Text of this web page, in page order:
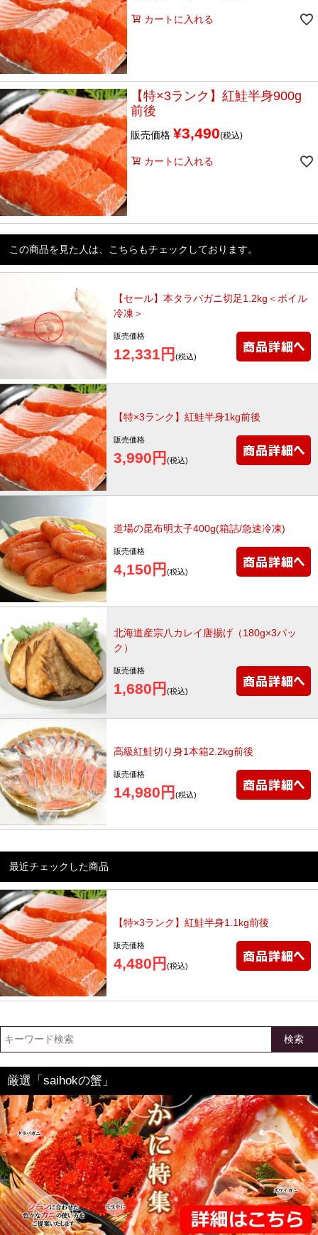
カートに入れる
【特×3ランク】紅鮭半身900g
前後
販売価格 ¥3,490 税込
カートに入れる
この商品を見た人は、こちらもチェックしております。
【セール】本タラバガニ切足1.2kg＜ボイル
冷凍＞
販売価格
12,331円 (税込)
【特×3ランク】紅鮭半身1kg前後
販売価格
3,990円 (税込)
道場の昆布明太子400g(箱詰/急速冷凍)
販売価格
4,150円 (税込)
北海道産宗八カレイ唐揚げ（180g×3パッ
ク）
販売価格
1,680円 (税込)
高級紅鮭切り身1本箱2.2kg前後
販売価格
14,980円 (税込)
最近チェックした商品
【特×3ランク】紅鮭半身1.1kg前後
販売価格
4,480円 (税込)
検索
厳選「saihokの蟹」